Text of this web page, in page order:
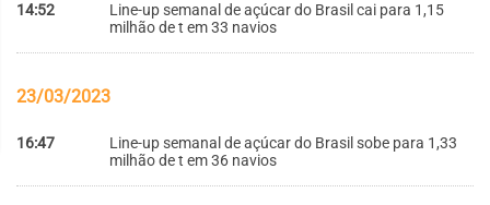
14:52
Line-up semanal de açúcar do Brasil cai para 1,15
milhão de t em 33 navios
23/03/2023
16:47
Line-up semanal de açúcar do Brasil sobe para 1,33
milhão de t em 36 navios